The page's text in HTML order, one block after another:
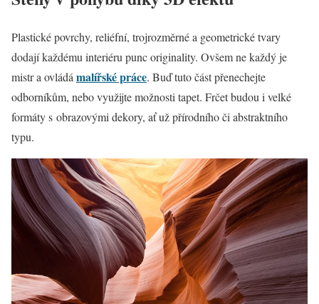
Plastické povrchy, reliéfní, trojrozměrné a geometrické tvary
dodají každému interiéru punc originality. Ovšem ne každý je
mistr a ovládámalířské práce. Buď tuto část přenechejte
odborníkům, nebo využijte možnosti tapet. Frčet budou i velké
formáty s obrazovými dekory, ať už přírodního či abstraktního
typu.